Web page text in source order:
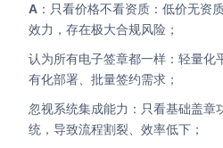
A ：只看价格不看资质：低价无资
效力，存在极大合规风险；
认为所有电子签章都一样：轻量化平台无法满足集团印控、私
有化部署、批量签约需求；
忽视系统集成能力：只看基础盖章功能，后期无法对接内部系
统，导致流程割裂、效率低下；